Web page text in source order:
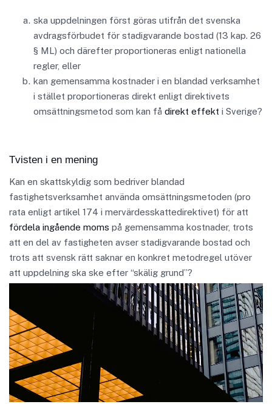
ska uppdelningen först göras utifrån det svenska
avdragsförbudet för stadigvarande bostad (13 kap. 26
§ ML) och därefter proportioneras enligt nationella
regler, eller
kan gemensamma kostnader i en blandad verksamhet
i stället proportioneras direkt enligt direktivets
omsättningsmetod som kan få direkt effekt i Sverige?
Tvisten i en mening
Kan en skattskyldig som bedriver blandad
fastighetsverksamhet använda omsättningsmetoden (pro
rata enligt artikel 174 i mervärdesskattedirektivet) för att
fördela ingående moms på gemensamma kostnader, trots
att en del av fastigheten avser stadigvarande bostad och
trots att svensk rätt saknar en konkret metodregel utöver
att uppdelning ska ske efter “skälig grund”?